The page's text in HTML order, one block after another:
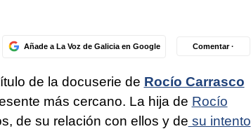
Añade a La Voz de Galicia en Google Comentar ·
de la docuserie de Rocío Carrasco
más cercano. La hija de Rocío
de su relación con ellos y de su intento